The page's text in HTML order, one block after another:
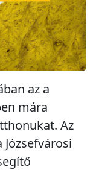
az a
mára
Az